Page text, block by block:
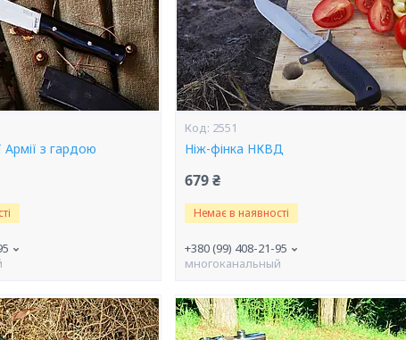
з гардою
2551
Ніж-фінка НКВД
679 ₴
Немає в наявності
+380 (99) 408-21-95
многоканальный